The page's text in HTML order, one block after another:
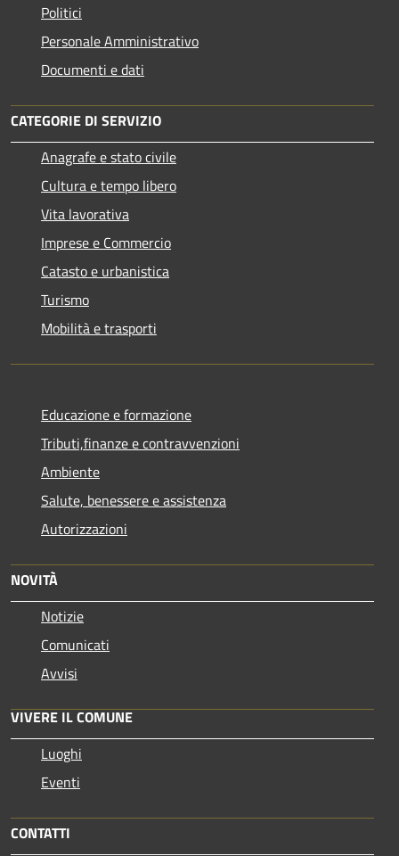
Politici
Personale Amministrativo
Documenti e dati
CATEGORIE DI SERVIZIO
Anagrafe e stato civile
Cultura e tempo libero
Vita lavorativa
Imprese e Commercio
Catasto e urbanistica
Turismo
Mobilità e trasporti
Educazione e formazione
Tributi,finanze e contravvenzioni
Ambiente
Salute, benessere e assistenza
Autorizzazioni
NOVITÀ
Notizie
Comunicati
Avvisi
VIVERE IL COMUNE
Luoghi
Eventi
CONTATTI